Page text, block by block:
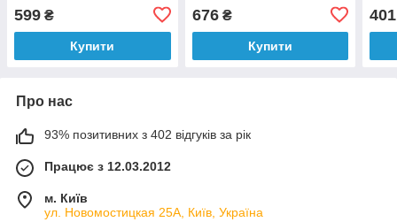
599 ₴
Купити
676₴
Купити
401
Про нас
93% позитивних з 402 відгуків за рік
Працює з 12.03.2012
м. Київ
ул. Новомостицкая 25А, Київ, Україна